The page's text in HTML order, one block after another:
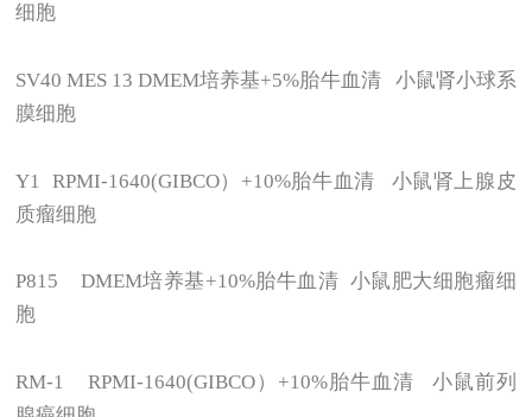
细胞
SV40 MES 13 DMEM培养基+5%胎牛血清 小鼠肾小球系
膜细胞
Y1 RPMI-1640(GIBCO）+10%胎牛血清 小鼠肾上腺皮
质瘤细胞
P815 DMEM培养基+10%胎牛血清 小鼠肥大细胞瘤细
胞
RM-1 RPMI-1640(GIBCO ）+10%胎牛血清 小鼠前列